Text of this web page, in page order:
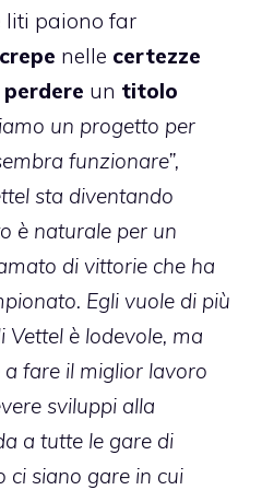
liti paiono far
crepe nelle certezze
perdere un titolo
un progetto per
funzionare”,
sta diventando
è naturale per un
di vittorie che ha
Egli vuole di più
Vettel è lodevole, ma
fare il miglior lavoro
sviluppi alla
a tutte le gare di
ci siano gare in cui